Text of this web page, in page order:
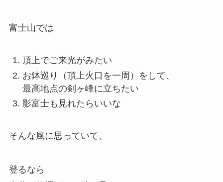
富士山では
頂上でご来光がみたい
お鉢巡り（頂上火口を一周）をして、
最高地点の剣ヶ峰に立ちたい
影富士も見れたらいいな
そんな風に思っていて、
登るなら